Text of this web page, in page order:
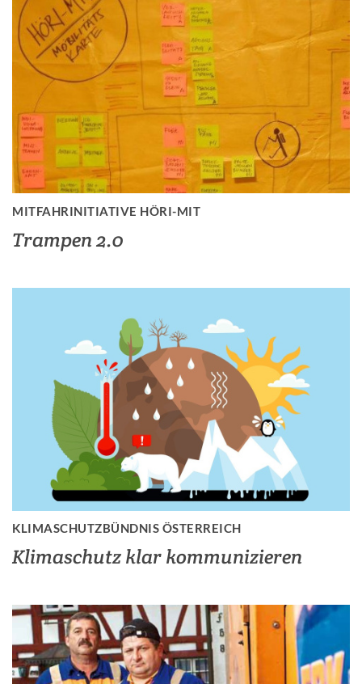
MITFAHRINITIATIVE HÖRI-MIT
Trampen 2.0
KLIMASCHUTZBÜNDNIS ÖSTERREICH
Klimaschutz klar kommunizieren